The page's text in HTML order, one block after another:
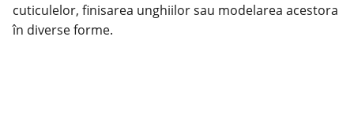
cuticulelor, finisarea unghiilor sau modelarea acestora
în diverse forme.